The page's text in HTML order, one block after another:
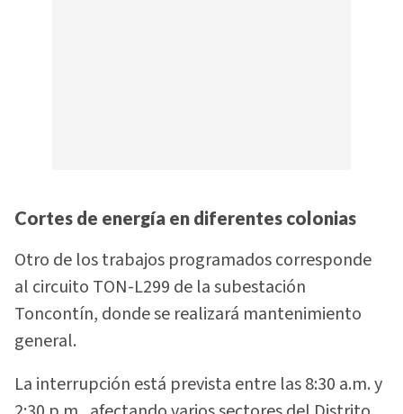
Cortes de energía en diferentes colonias
Otro de los trabajos programados corresponde
al circuito TON-L299 de la subestación
Toncontín, donde se realizará mantenimiento
general.
La interrupción está prevista entre las 8:30 a.m. y